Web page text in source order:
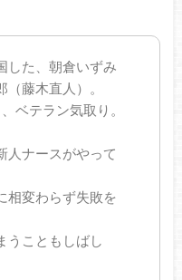
した、朝倉いずみ
（藤木直人）。
ベテラン気取り。
人ナースがやって
相変わらず失敗を
うこともしばし